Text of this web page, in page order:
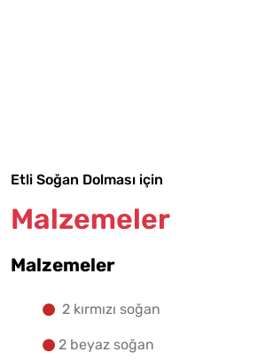
Etli Soğan Dolması için
Malzemeler
Malzemeler
2 kırmızı soğan
2 beyaz soğan